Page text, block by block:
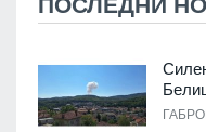
ПОСЛЕДНИ